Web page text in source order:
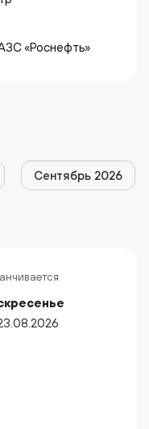
«Роснефть»
Сентябрь 2026